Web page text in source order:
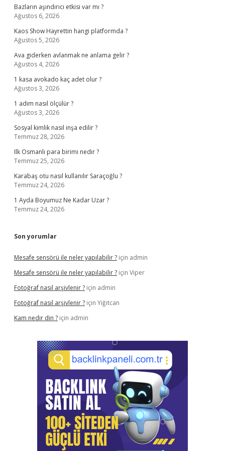
Bazların aşındırıcı etkisi var mı ?
Ağustos 6, 2026
Kaos Show Hayrettin hangi platformda ?
Ağustos 5, 2026
Ava giderken avlanmak ne anlama gelir ?
Ağustos 4, 2026
1 kasa avokado kaç adet olur ?
Ağustos 3, 2026
1 adım nasıl ölçülür ?
Ağustos 3, 2026
Sosyal kimlik nasıl inşa edilir ?
Temmuz 28, 2026
Ilk Osmanlı para birimi nedir ?
Temmuz 25, 2026
Karabaş otu nasıl kullanılır Saraçoğlu ?
Temmuz 24, 2026
1 Ayda Boyumuz Ne Kadar Uzar ?
Temmuz 24, 2026
Son yorumlar
Mesafe sensörü ile neler yapılabilir ? için admin
Mesafe sensörü ile neler yapılabilir ? için Viper
Fotoğraf nasıl arşivlenir ? için admin
Fotoğraf nasıl arşivlenir ? için Yiğitcan
Kam nedir din ? için admin